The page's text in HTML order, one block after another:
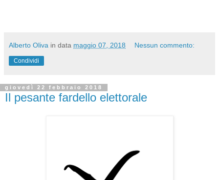
Alberto Oliva in data maggio 07, 2018 Nessun commento:
Condividi
giovedì 22 febbraio 2018
Il pesante fardello elettorale